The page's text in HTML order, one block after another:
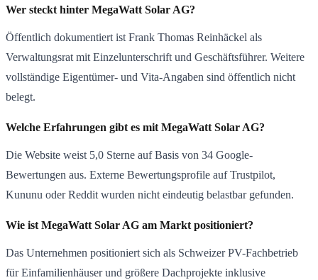
Wer steckt hinter MegaWatt Solar AG?
Öffentlich dokumentiert ist Frank Thomas Reinhäckel als
Verwaltungsrat mit Einzelunterschrift und Geschäftsführer. Weitere
vollständige Eigentümer- und Vita-Angaben sind öffentlich nicht
belegt.
Welche Erfahrungen gibt es mit MegaWatt Solar AG?
Die Website weist 5,0 Sterne auf Basis von 34 Google-
Bewertungen aus. Externe Bewertungsprofile auf Trustpilot,
Kununu oder Reddit wurden nicht eindeutig belastbar gefunden.
Wie ist MegaWatt Solar AG am Markt positioniert?
Das Unternehmen positioniert sich als Schweizer PV-Fachbetrieb
für Einfamilienhäuser und größere Dachprojekte inklusive